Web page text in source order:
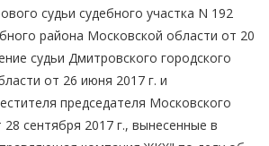
судьи судебного участка N 192
района Московской области от 20
судьи Дмитровского городского
от 26 июня 2017 г. и
председателя Московского
сентября 2017 г., вынесенные в